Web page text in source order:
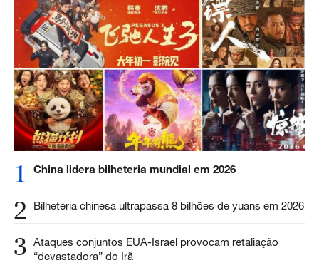
1 China lidera bilheteria mundial em 2026
2 Bilheteria chinesa ultrapassa 8 bilhões de yuans em 2026
3 Ataques conjuntos EUA-Israel provocam retaliação
“devastadora” do Irã